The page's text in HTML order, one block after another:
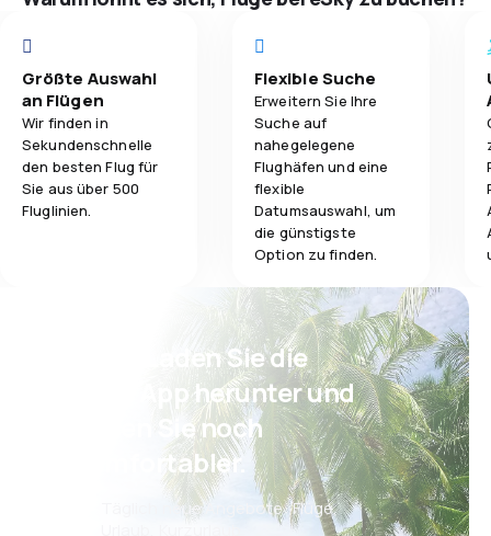
3,0
Gepäckbeförderung 3,0
Verpflegung 3,0
musste eine
48,00 Euro
nur uns so.
seine
standen sehr
Flugnetz
Reisekomfort
Verpflegung
Größte Auswahl
an Flügen
Wir finden in
Sekundenschnelle
den besten Flug für
Sie aus über 500
Fluglinien.
Flexible Suche
Erweitern Sie Ihre
Suche auf
nahegelegene
Flughäfen und eine
flexible
Datumsauswahl, um
die günstigste
Option zu finden.
Psst! Laden Sie die
eSky App herunter und
reisen Sie noch
komfortabler.
Täglich neue Angebote: Flüge,